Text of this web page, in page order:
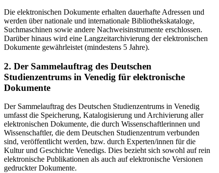
Die elektronischen Dokumente erhalten dauerhafte Adressen und
werden über nationale und internationale Bibliothekskataloge,
Suchmaschinen sowie andere Nachweisinstrumente erschlossen.
Darüber hinaus wird eine Langzeitarchivierung der elektronischen
Dokumente gewährleistet (mindestens 5 Jahre).
2. Der Sammelauftrag des Deutschen
Studienzentrums in Venedig für elektronische
Dokumente
Der Sammelauftrag des Deutschen Studienzentrums in Venedig
umfasst die Speicherung, Katalogisierung und Archivierung aller
elektronischen Dokumente, die durch Wissenschaftlerinnen und
Wissenschaftler, die dem Deutschen Studienzentrum verbunden
sind, veröffentlicht werden, bzw. durch Experten/innen für die
Kultur und Geschichte Venedigs. Dies bezieht sich sowohl auf rein
elektronische Publikationen als auch auf elektronische Versionen
gedruckter Dokumente.